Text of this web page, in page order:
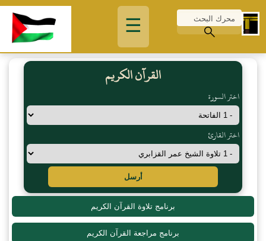
☰
القرآن الكريم
اختر السورة
اختر القارئ
أرسل
برنامج تلاوة القرآن الكريم
برنامج مراجعة القرآن الكريم